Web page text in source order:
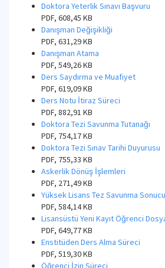
Doktora Yeterlik Sınavı Başvuru
PDF, 608,45 KB
Danışman Değişikliği
PDF, 631,29 KB
Danışman Atama
PDF, 549,26 KB
Ders Saydırma ve Muafiyet
PDF, 619,09 KB
Ders Notu İtiraz Süreci
PDF, 882,91 KB
Doktora Tezi Savunma Tutanağı
PDF, 754,17 KB
Doktora Tezi Sınav Tarihi Duyurusu
PDF, 755,33 KB
Askerlik Dönüş İşlemleri
PDF, 271,49 KB
Yüksek Lisans Tez Savunma
PDF, 584,14 KB
Lisansüstü Yeni Kayıt Öğrenci
PDF, 649,77 KB
Enstitüden Ders Alma Süreci
PDF, 519,30 KB
Öğrenci İzin Süreci